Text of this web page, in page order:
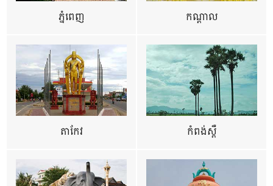
ភ្នំពេញ កណ្តាល
តាកែវ កំពង់ស្ពឺ